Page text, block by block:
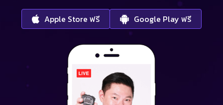
Apple Store ฟรี Google Play ฟรี